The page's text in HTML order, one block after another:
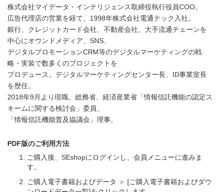
株式会社マイデータ・インテリジェンス取締役執行役員COO。
広告代理店の営業を経て、1998年株式会社電通テック入社。
銀行、クレジットカード会社、不動産会社、大手流通チェーンを
中心にオウンドメディア、SNS、
デジタルプロモーションCRM等のデジタルマーケティングの戦
略・実装で数多くのプロジェクトを
プロデュース。デジタルマーケティングセンター長、ID事業室長
を歴任。
2018年9月より現職。総務省、経済産業省「情報信託機能の認定ス
キームに関する検討会」委員、
「情報信託機能普及協議会」理事。
PDF版のご利用方法
ご購入後、SEshopにログインし、会員メニューに進みま
す。
ご購入電子書籍およびデータ ＞ [ご購入電子書籍およびダウ